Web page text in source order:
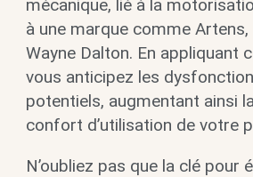
mécanique, lié à la
à une marque comme
Wayne Dalton. En appliquant
vous anticipez les
potentiels, augmentant ainsi
confort d’utilisation de votre
N’oubliez pas que la clé pour